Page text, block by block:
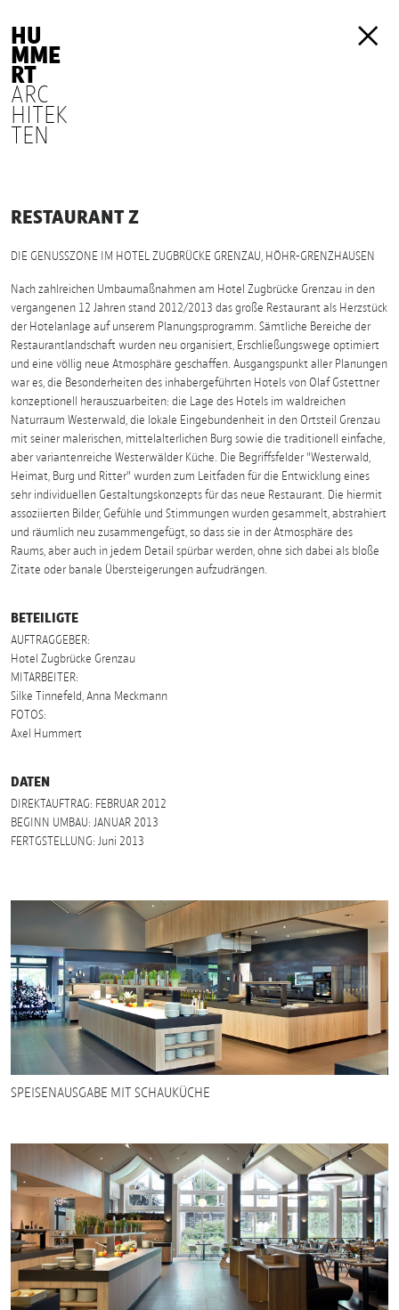
HU
MME
RT
ARC
HITEK
TEN
RESTAURANT Z
DIE GENUSSZONE IM HOTEL ZUGBRÜCKE GRENZAU, HÖHR-GRENZHAUSEN
Nach zahlreichen Umbaumaßnahmen am Hotel Zugbrücke Grenzau in den
vergangenen 12 Jahren stand 2012/2013 das große Restaurant als Herzstück
der Hotelanlage auf unserem Planungsprogramm. Sämtliche Bereiche der
Restaurantlandschaft wurden neu organisiert, Erschließungswege optimiert
und eine völlig neue Atmosphäre geschaffen. Ausgangspunkt aller Planungen
war es, die Besonderheiten des inhabergeführten Hotels von Olaf Gstettner
konzeptionell herauszuarbeiten: die Lage des Hotels im waldreichen
Naturraum Westerwald, die lokale Eingebundenheit in den Ortsteil Grenzau
mit seiner malerischen, mittelalterlichen Burg sowie die traditionell einfache,
aber variantenreiche Westerwälder Küche. Die Begriffsfelder "Westerwald,
Heimat, Burg und Ritter" wurden zum Leitfaden für die Entwicklung eines
sehr individuellen Gestaltungskonzepts für das neue Restaurant. Die hiermit
assoziierten Bilder, Gefühle und Stimmungen wurden gesammelt, abstrahiert
und räumlich neu zusammengefügt, so dass sie in der Atmosphäre des
Raums, aber auch in jedem Detail spürbar werden, ohne sich dabei als bloße
Zitate oder banale Übersteigerungen aufzudrängen.
BETEILIGTE
AUFTRAGGEBER:
Hotel Zugbrücke Grenzau
MITARBEITER:
Silke Tinnefeld, Anna Meckmann
FOTOS:
Axel Hummert
DATEN
DIREKTAUFTRAG: FEBRUAR 2012
BEGINN UMBAU: JANUAR 2013
FERTGSTELLUNG: Juni 2013
SPEISENAUSGABE MIT SCHAUKÜCHE